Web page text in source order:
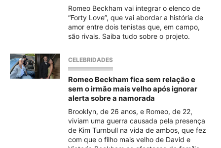
Romeo Beckham vai integrar o elenco de
“Forty Love”, que vai abordar a história de
amor entre dois tenistas que, em campo,
são rivais. Saiba tudo sobre o projeto.
CELEBRIDADES
Romeo Beckham fica sem relação e
sem o irmão mais velho após ignorar
alerta sobre a namorada
Brooklyn, de 26 anos, e Romeo, de 22,
viviam uma guerra causada pela presença
de Kim Turnbull na vida de ambos, que fez
com que o filho mais velho de David e